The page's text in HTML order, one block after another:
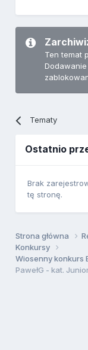
Ten temat
Tematy
Ostatnio
Brak
tę stronę.
Strona główna
Konkursy
Wiosenny konkurs
PawełG - kat.